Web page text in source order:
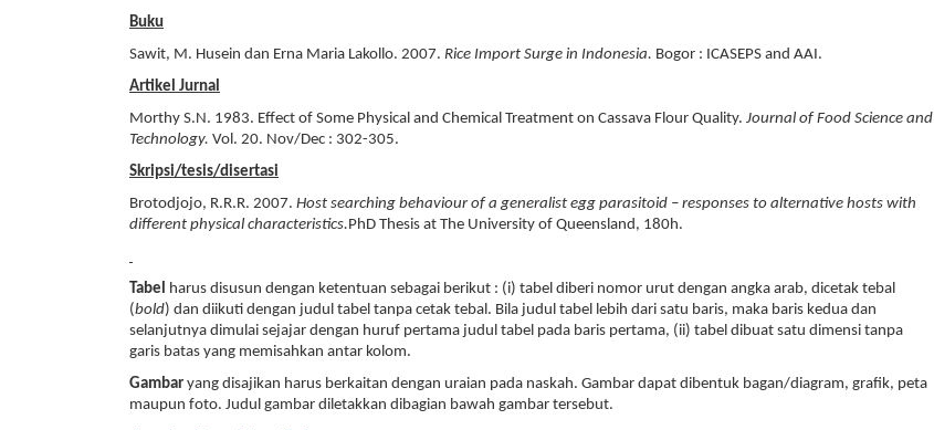
Buku
Sawit, M. Husein dan Erna Maria Lakollo. 2007. Rice Import Surge in Indonesia. Bogor : ICASEPS and AAI.
Artikel Jurnal
Morthy S.N. 1983. Effect of Some Physical and Chemical Treatment on Cassava Flour Quality. Journal of Food Science and
Technology. Vol. 20. Nov/Dec : 302-305.
Skripsi/tesis/disertasi
Brotodjojo, R.R.R. 2007. Host searching behaviour of a generalist egg parasitoid – responses to alternative hosts with
different physical characteristics.PhD Thesis at The University of Queensland, 180h.
Tabel
harus disusun dengan ketentuan sebagai berikut : (i) tabel diberi nomor urut dengan angka arab, dicetak tebal
(bold) dan diikuti dengan judul tabel tanpa cetak tebal. Bila judul tabel lebih dari satu baris, maka baris kedua dan
selanjutnya dimulai sejajar dengan huruf pertama judul tabel pada baris pertama, (ii) tabel dibuat satu dimensi tanpa
garis batas yang memisahkan antar kolom.
Gambar yang disajikan harus berkaitan dengan uraian pada naskah. Gambar dapat dibentuk bagan/diagram, grafik, peta
maupun foto. Judul gambar diletakkan dibagian bawah gambar tersebut.